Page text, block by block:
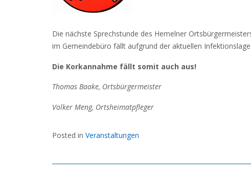
Die nächste Sprechstunde des Hemelner
im Gemeindebüro fällt aufgrund der aktuellen
Die Korkannahme fällt somit auch aus!
Thomas Baake, Ortsbürgermeister
Volker Meng, Ortsheimatpfleger
Posted in Veranstaltungen